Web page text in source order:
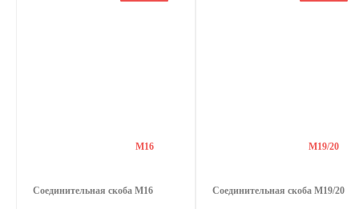
М16
Соединительная скоба М16
М19/20
Соединительная скоба М19/20